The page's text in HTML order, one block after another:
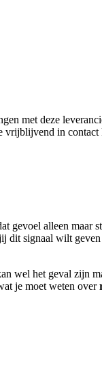
met deze
in
gevoel alleen maar
dit signaal wilt
wel het geval zijn
je moet weten over